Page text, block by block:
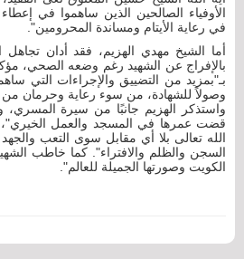
الأوفياء الصالحين الذين ساهموا في
في رعاية الأيتام ومساندة المحرومين".
أما الشيخ مهدي الهزيم، فقد أدان تجاهل
بالإفراج عن الشهيد رغم وضعه الصحي،
بـ"بمزيد من التضييق والإجراءات التي
وصولاً للشهادة، من سوء رعاية وحرمان من
واستذكر الهزيم جانبًا من سيرة المسري،
قضت عمرها في المسجد والعمل
الله تعالى بلا أي مقابل سوى التعب
السجن والظلم والافتراء". كما خاطب
الكويت وصورتها الجميلة للعالم".